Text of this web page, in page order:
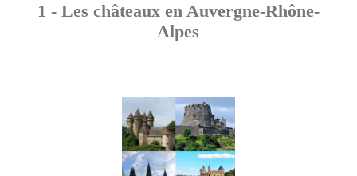
1 - Les châteaux en Auvergne-Rhône-
Alpes